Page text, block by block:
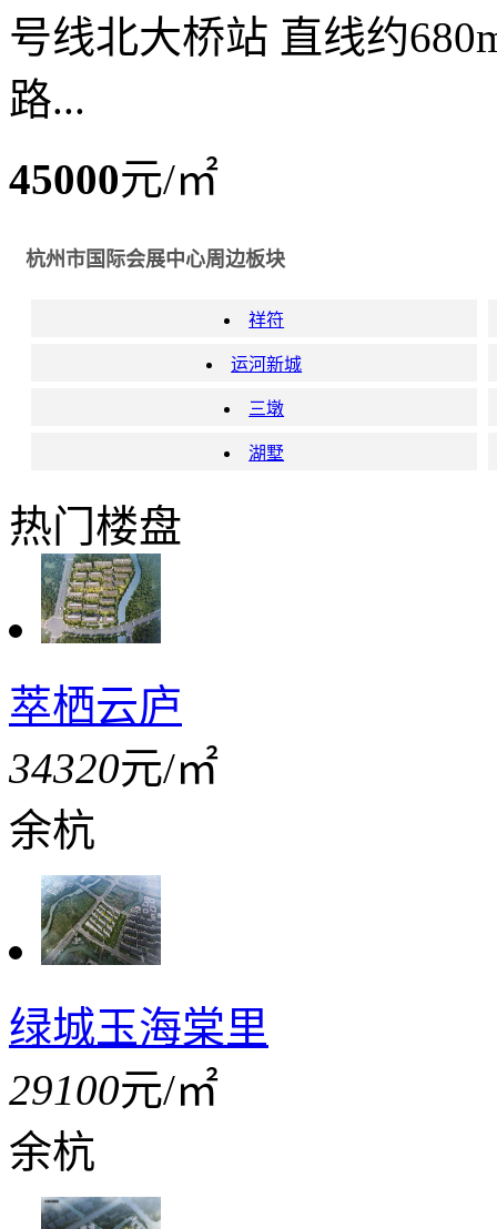
号线北大桥站 直线约
路...
45000元/㎡
杭州市国际会展中心周边板块
祥符
运河新城
三墩
湖墅
热门楼盘
萃栖云庐
34320元/㎡
余杭
绿城玉海棠里
29100元/㎡
余杭